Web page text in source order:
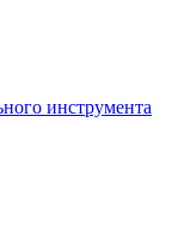
инструмента